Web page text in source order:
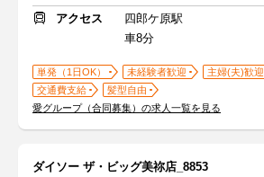
アクセス
四郎ケ原駅
車8分
単発（1日OK） 未経験者歓迎
主婦(夫)歓迎
交通費支給
髪型自由
愛グループ（合同募集）の求人一覧を見る
ダイソー ザ・ビッグ美祢店_8853